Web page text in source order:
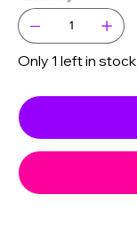
Only 1 left in stock